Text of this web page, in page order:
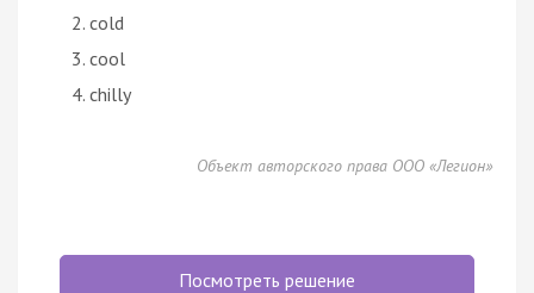
cold
cool
chilly
Объект авторского права ООО «Легион»
Посмотреть решение